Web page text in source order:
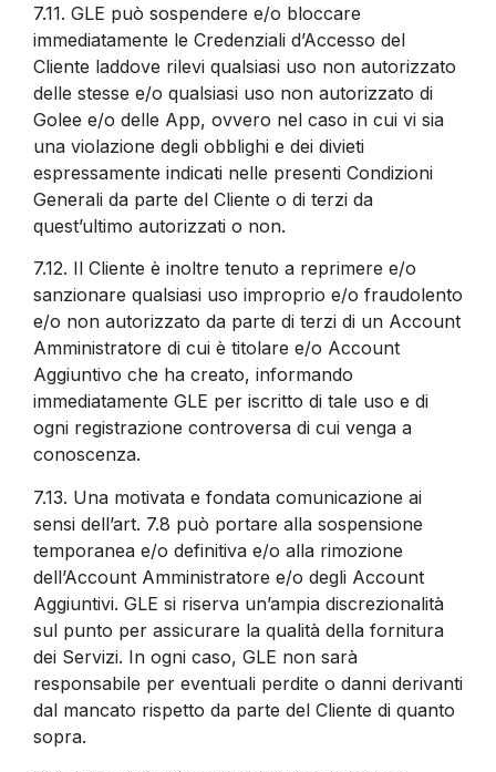
7.11. GLE può sospendere e/o bloccare
immediatamente le Credenziali d’Accesso del
Cliente laddove rilevi qualsiasi uso non autorizzato
delle stesse e/o qualsiasi uso non autorizzato di
Golee e/o delle App, ovvero nel caso in cui vi sia
una violazione degli obblighi e dei divieti
espressamente indicati nelle presenti Condizioni
Generali da parte del Cliente o di terzi da
quest’ultimo autorizzati o non.
7.12. Il Cliente è inoltre tenuto a reprimere e/o
sanzionare qualsiasi uso improprio e/o fraudolento
e/o non autorizzato da parte di terzi di un Account
Amministratore di cui è titolare e/o Account
Aggiuntivo che ha creato, informando
immediatamente GLE per iscritto di tale uso e di
ogni registrazione controversa di cui venga a
conoscenza.
7.13. Una motivata e fondata comunicazione ai
sensi dell’art. 7.8 può portare alla sospensione
temporanea e/o definitiva e/o alla rimozione
dell’Account Amministratore e/o degli Account
Aggiuntivi. GLE si riserva un’ampia discrezionalità
sul punto per assicurare la qualità della fornitura
dei Servizi. In ogni caso, GLE non sarà
responsabile per eventuali perdite o danni derivanti
dal mancato rispetto da parte del Cliente di quanto
sopra.